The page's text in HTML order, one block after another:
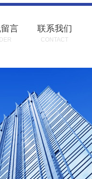
言 联系我们
CONTACT